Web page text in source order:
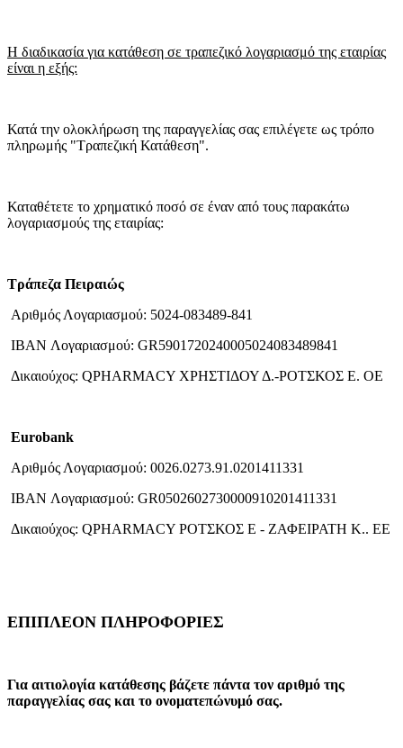
Η διαδικασία για κατάθεση σε τραπεζικό λογαριασμό της εταιρίας
είναι η εξής:
Κατά την ολοκλήρωση της παραγγελίας σας επιλέγετε ως τρόπο
πληρωμής "Τραπεζική Κατάθεση".
Καταθέτετε το χρηματικό ποσό σε έναν από τους παρακάτω
λογαριασμούς της εταιρίας:
Τράπεζα Πειραιώς
Αριθμός Λογαριασμού: 5024-083489-841
IBAN Λογαριασμού: GR5901720240005024083489841
Δικαιούχος: QPHARMACY ΧΡΗΣΤΙΔΟΥ Δ.-ΡΟΤΣΚΟΣ E. OΕ
Eurobank
Αριθμός Λογαριασμού: 0026.0273.91.0201411331
IBAN Λογαριασμού: GR0502602730000910201411331
Δικαιούχος: QPHARMACY ΡΟΤΣΚΟΣ E - ΖΑΦΕΙΡΑΤΗ Κ.. ΕΕ
ΕΠΙΠΛΕΟΝ ΠΛΗΡΟΦΟΡΙΕΣ
Για αιτιολογία κατάθεσης βάζετε πάντα τον αριθμό της
παραγγελίας σας και το ονοματεπώνυμό σας.